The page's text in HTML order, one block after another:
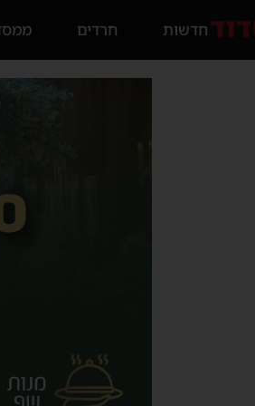
חדשות חרדים